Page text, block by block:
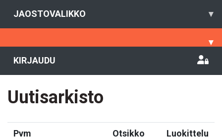
JAOSTOVALIKKO ▾
▾
KIRJAUDU
Uutisarkisto
Pvm Otsikko Luokittelu